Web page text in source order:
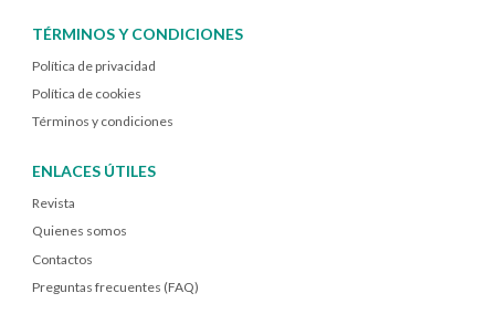
TÉRMINOS Y CONDICIONES
Política de privacidad
Política de cookies
Términos y condiciones
ENLACES ÚTILES
Revista
Quienes somos
Contactos
Preguntas frecuentes (FAQ)